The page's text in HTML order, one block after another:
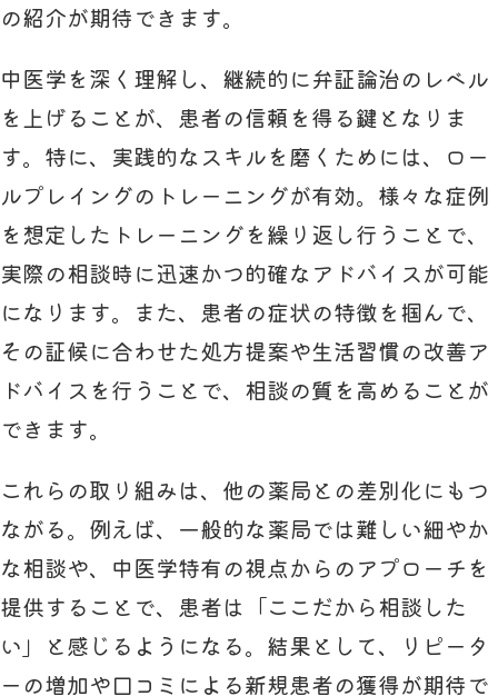
の紹介が期待できます。
中医学を深く理解し、継続的に弁証論治のレベル
を上げることが、患者の信頼を得る鍵となりま
す。特に、実践的なスキルを磨くためには、ロー
ルプレイングのトレーニングが有効。様々な症例
を想定したトレーニングを繰り返し行うことで、
実際の相談時に迅速かつ的確なアドバイスが可能
になります。また、患者の症状の特徴を掴んで、
その証候に合わせた処方提案や生活習慣の改善ア
ドバイスを行うことで、相談の質を高めることが
できます。
これらの取り組みは、他の薬局との差別化にもつ
ながる。例えば、一般的な薬局では難しい細やか
な相談や、中医学特有の視点からのアプローチを
提供することで、患者は「ここだから相談した
い」と感じるようになる。結果として、リピータ
ーの増加や口コミによる新規患者の獲得が期待で